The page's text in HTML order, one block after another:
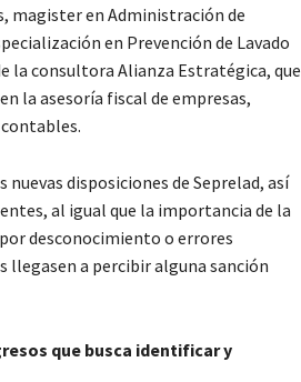
magister en Administración de
en Prevención de Lavado
la consultora Alianza Estratégica, que
la asesoría fiscal de empresas,
disposiciones de Seprelad, así
al igual que la importancia de la
desconocimiento o errores
a percibir alguna sanción
que busca identificar y